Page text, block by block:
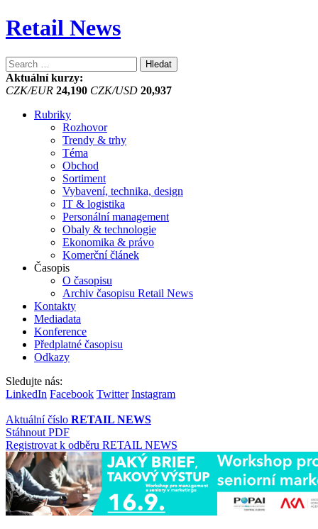
Retail News
Vyhledávání
Aktuální kurzy:
CZK/EUR 24,190 CZK/USD 20,937
Rubriky
Rozhovor
Trendy & trhy
Téma
Obchod
Sortiment
Vybavení, technika, design
IT & logistika
Personální management
Obaly & technologie
Ekonomika & právo
Komerční článek
Časopis
O časopisu
Archiv časopisu Retail News
Kontakty
Mediadata
Konference
Předplatné časopisu
Odkazy
Sledujte nás:
LinkedIn Facebook Twitter Instagram
Aktuální číslo RETAIL NEWS
Stáhnout PDF
Registrovat k odběru RETAIL NEWS